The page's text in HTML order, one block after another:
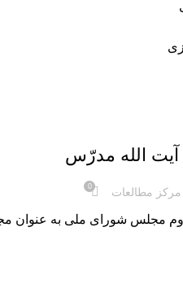
الله مدرّس
مرکز مطالعات 0
مجلس شورای ملی به عنوان